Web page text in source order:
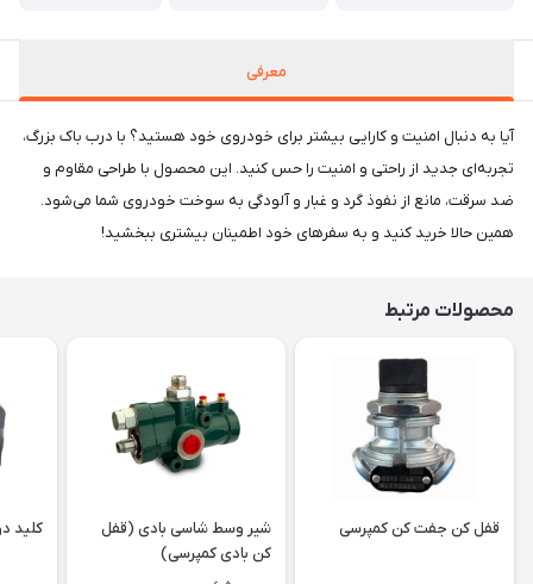
معرفی
آیا به دنبال امنیت و کارایی بیشتر برای خودروی خود هستید؟ با درب باک بزرگ،
تجربه‌ای جدید از راحتی و امنیت را حس کنید. این محصول با طراحی مقاوم و
ضد سرقت، مانع از نفوذ گرد و غبار و آلودگی به سوخت خودروی شما می‌شود.
همین حالا خرید کنید و به سفرهای خود اطمینان بیشتری ببخشید!
محصولات مرتبط
قفل کن جفت کن کمپرسی
شیر وسط شاسی بادی (قفل
کن بادی کمپرسی)
کلید